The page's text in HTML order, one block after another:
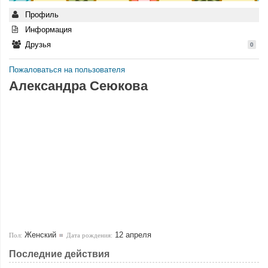
Профиль
Информация
Друзья
0
Пожаловаться на пользователя
Александра Сеюкова
Пол: Женский Дата рождения: 12 апреля
Последние действия